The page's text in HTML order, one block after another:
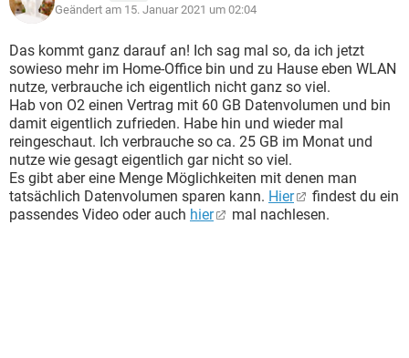
Geändert am 15. Januar 2021 um 02:04
Das kommt ganz darauf an! Ich sag mal so, da ich jetzt
sowieso mehr im Home-Office bin und zu Hause eben WLAN
nutze, verbrauche ich eigentlich nicht ganz so viel.
Hab von O2 einen Vertrag mit 60 GB Datenvolumen und bin
damit eigentlich zufrieden. Habe hin und wieder mal
reingeschaut. Ich verbrauche so ca. 25 GB im Monat und
nutze wie gesagt eigentlich gar nicht so viel.
Es gibt aber eine Menge Möglichkeiten mit denen man
tatsächlich Datenvolumen sparen kann. Hier
findest du ein
passendes Video oder auch hier mal nachlesen.